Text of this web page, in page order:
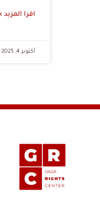
اقرا المزيد
أكتوبر 4, 2025